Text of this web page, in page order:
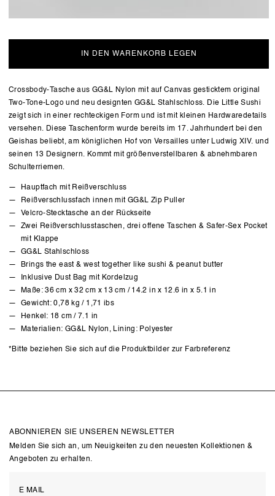
IN DEN WARENKORB LEGEN
Crossbody-Tasche aus GG&L Nylon mit auf Canvas gesticktem original
Two-Tone-Logo und neu designten GG&L Stahlschloss. Die Little Sushi
zeigt sich in einer rechteckigen Form und ist mit kleinen Hardwaredetails
versehen. Diese Taschenform wurde bereits im 17. Jahrhundert bei den
Geishas beliebt, am königlichen Hof von Versailles unter Ludwig XIV. und
seinen 13 Designern. Kommt mit größenverstellbaren & abnehmbaren
Schulterriemen.
Hauptfach mit Reißverschluss
Reißverschlussfach innen mit GG&L Zip Puller
Velcro-Stecktasche an der Rückseite
Zwei Reißverschlusstaschen, drei offene Taschen & Safer-Sex Pocket
mit Klappe
GG&L Stahlschloss
Brings the east & west together like sushi & peanut butter
Inklusive Dust Bag mit Kordelzug
Maße: 36 cm x 32 cm x 13 cm / 14.2 in x 12.6 in x 5.1 in
Gewicht: 0,78 kg / 1,71 ibs
Henkel: 18 cm / 7.1 in
Materialien: GG&L Nylon, Lining: Polyester
*Bitte beziehen Sie sich auf die Produktbilder zur Farbreferenz
ABONNIEREN SIE UNSEREN NEWSLETTER
Melden Sie sich an, um Neuigkeiten zu den neuesten Kollektionen &
Angeboten zu erhalten.